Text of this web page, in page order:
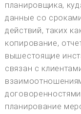
планировщика,
данные со
действий, таких
копирование,
вышестоящие
связан с
планирование